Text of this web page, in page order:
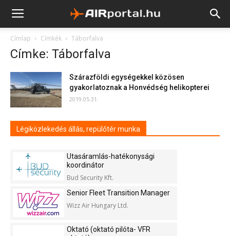
Címlap Címkék Táborfalva
Címke: Táborfalva
Szárazföldi egységekkel közösen
gyakorlatoznak a Honvédség helikopterei
2019.05.31.
Légiközlekedés állás, repülőtér munka
Utasáramlás-hatékonysági
koordinátor
Bud Security Kft.
Senior Fleet Transition Manager
Wizz Air Hungary Ltd.
Oktató (oktató pilóta- VFR